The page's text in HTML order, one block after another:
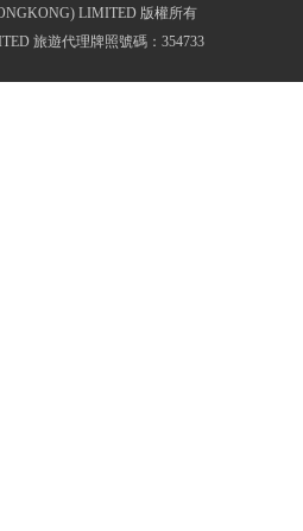
LIMITED 版權所有
旅遊代理牌照號碼：354733